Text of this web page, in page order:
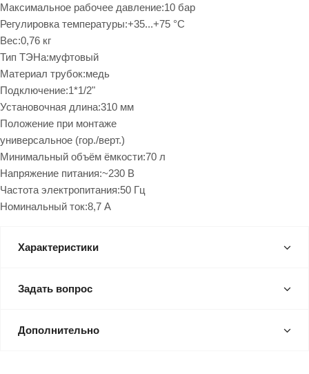
Максимальное рабочее давление:10 бар
Регулировка температуры:+35...+75 °С
Вес:0,76 кг
Тип ТЭНа:муфтовый
Материал трубок:медь
Подключение:1*1/2"
Установочная длина:310 мм
Положение при монтаже
универсальное (гор./верт.)
Минимальный объём ёмкости:70 л
Напряжение питания:~230 В
Частота электропитания:50 Гц
Номинальный ток:8,7 А
Характеристики
Задать вопрос
Дополнительно